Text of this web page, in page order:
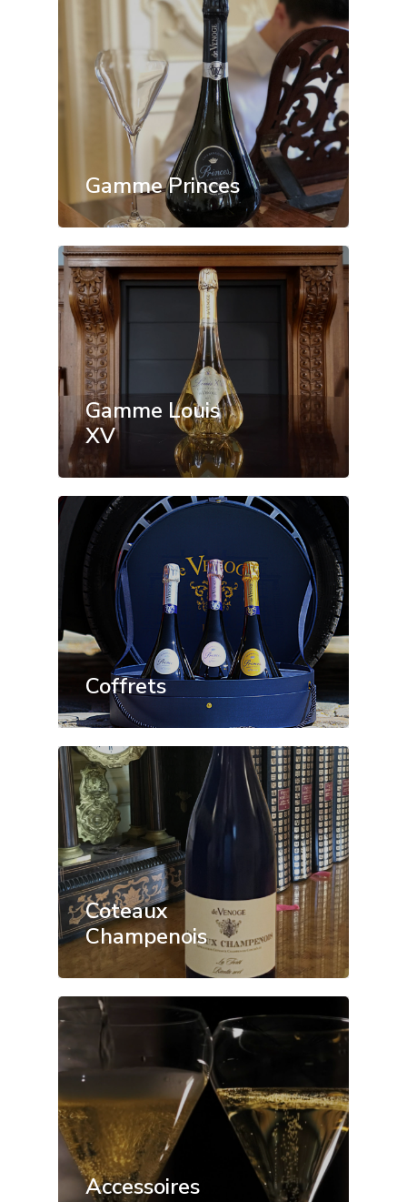
Gamme Princes
Gamme Louis
XV
Coffrets
Coteaux
Champenois
Accessoires
Gamme
Bleu
Gamme
Gamme Louis
Coffrets
Accessoires
Wow Look At This!
This is an optional, highly
customizable off canvas